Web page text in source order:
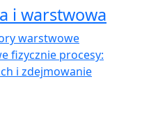
i warstwowa
warstwowe
fizycznie procesy:
i zdejmowanie